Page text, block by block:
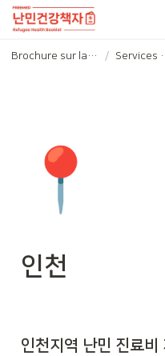
Brochure sur la santé des réfugiés /
📍
인천
인천지역 난민 진료비